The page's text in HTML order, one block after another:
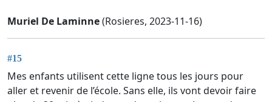
Muriel De Laminne(Rosieres, 2023-11-16)
#15
Mes enfants utilisent cette ligne tous les jours pour
aller et revenir de l’école. Sans elle, ils vont devoir faire